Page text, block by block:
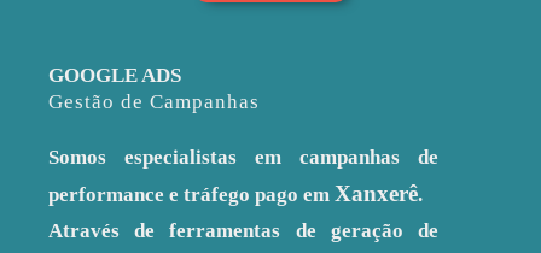
GOOGLE ADS
Gestão de Campanhas
Somos especialistas em campanhas de
performance e tráfego pago em Xanxerê.
Através de ferramentas de geração de